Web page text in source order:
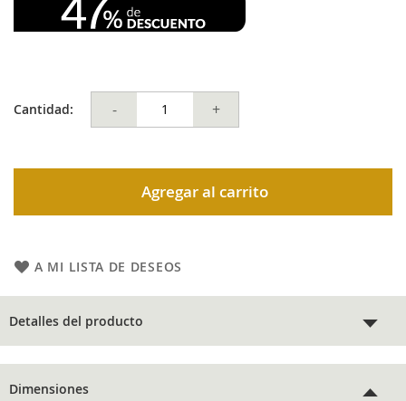
Cantidad: - +
Agregar al carrito
A MI LISTA DE DESEOS
Detalles del producto
Dimensiones